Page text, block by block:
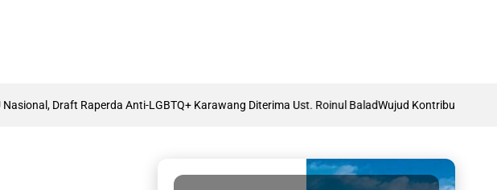
Anti-LGBTQ+ Karawang Diterima Ust. Roinul BaladWujud Kontribusi Karawang: Cetuskan